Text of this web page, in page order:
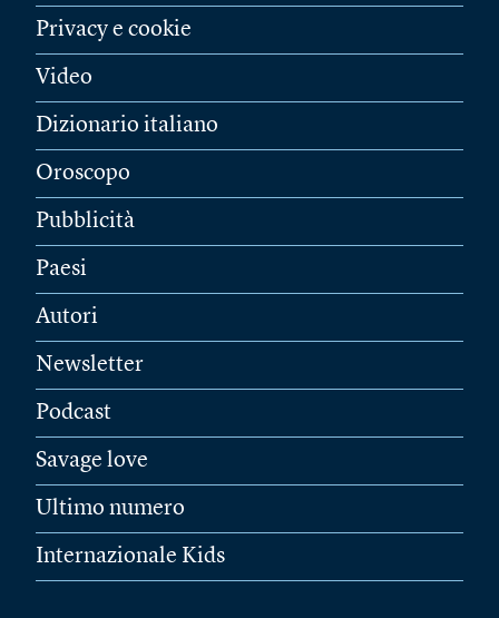
Privacy e cookie
Video
Dizionario italiano
Oroscopo
Pubblicità
Paesi
Autori
Newsletter
Podcast
Savage love
Ultimo numero
Internazionale Kids